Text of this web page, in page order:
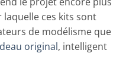
laquelle ces kits sont
de modélisme que
original, intelligent